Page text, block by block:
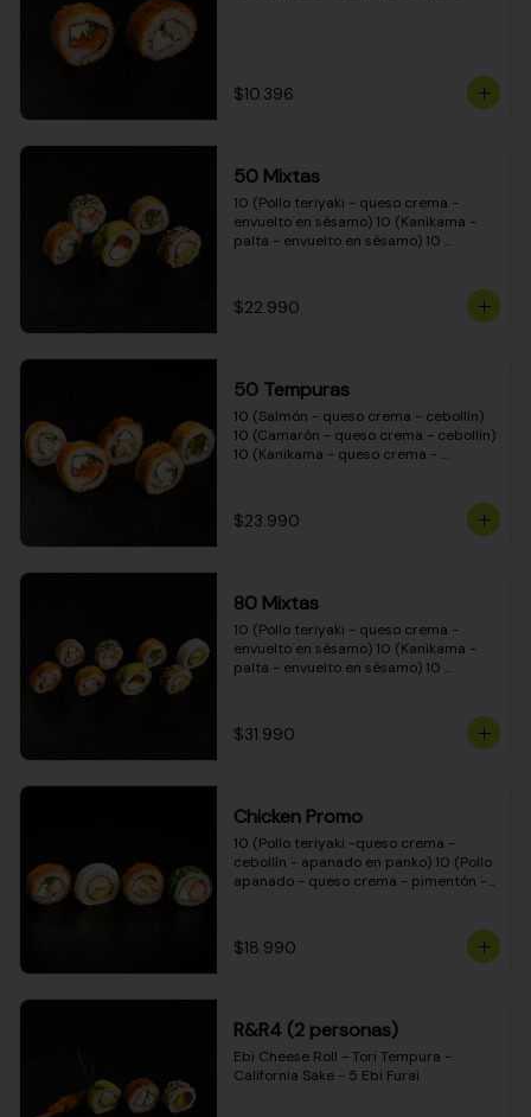
$10.396
50 Mixtas
10 (Pollo teriyaki - queso crema -
envuelto en sésamo) 10 (Kanikama -
palta - envuelto en sésamo) 10
cebollín - envuelto en masa tempura)
10 (Pimentón - queso crema - cebollín
$22.990
50 Tempuras
10 (Salmón - queso crema - cebollín)
10 (Camarón - queso crema - cebollín)
10 (Kanikama - queso crema -
crema - cebollín)
$23.990
80 Mixtas
10 (Pollo teriyaki - queso crema -
envuelto en sésamo) 10 (Kanikama -
palta - envuelto en sésamo) 10
envuelto en queso crema) 10
(Camarón - queso crema - cebollín -
teriyaki - queso crema - cebollín -
envuelto en masa tempura) 10
(Pimentón - queso crema - cebollín -
envuelto en masa tempura)
$31.990
Chicken Promo
10 (Pollo teriyaki -queso crema -
cebollín - apanado en panko) 10 (Pollo
apanado - queso crema - pimentón -
ciboulette) 10 (Pollo teriyaki - palta -
envuelto en queso crema)
$18.990
R&R4 (2 personas)
Ebi Cheese Roll - Tori Tempura -
California Sake - 5 Ebi Furai